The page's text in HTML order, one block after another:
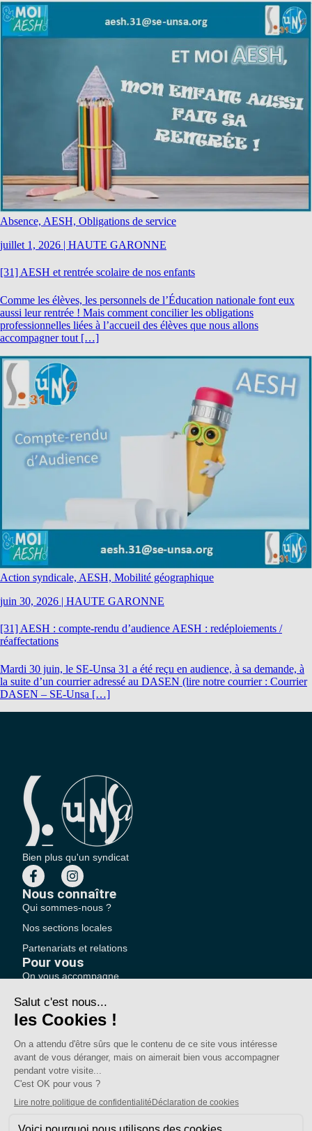
Absence, AESH, Obligations de service
juillet 1, 2026 | HAUTE GARONNE
[31] AESH et rentrée scolaire de nos enfants
Comme les élèves, les personnels de l’Éducation nationale font eux
aussi leur rentrée ! Mais comment concilier les obligations
professionnelles liées à l’accueil des élèves que nous allons
accompagner tout […]
Action syndicale, AESH, Mobilité géographique
juin 30, 2026 | HAUTE GARONNE
[31] AESH : compte-rendu d’audience AESH : redéploiements /
réaffectations
Mardi 30 juin, le SE-Unsa 31 a été reçu en audience, à sa demande, à
la suite d’un courrier adressé au DASEN (lire notre courrier : Courrier
DASEN – SE-Unsa […]
Bien plus qu'un syndicat
Nous connaître
Qui sommes-nous ?
Nos sections locales
Partenariats et relations
Pour vous
On vous accompagne
Pourquoi adhérer ?
Votre section locale
FAQ
Nous contacter
Votre espace
Accéder à mon compte